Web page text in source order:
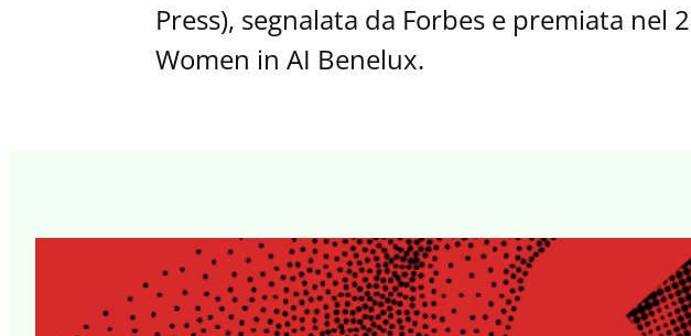
Press), segnalata da Forbes e premiata nel
Women in AI Benelux.